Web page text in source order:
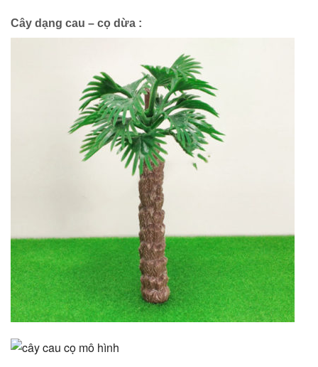
Cây dạng cau – cọ dừa :